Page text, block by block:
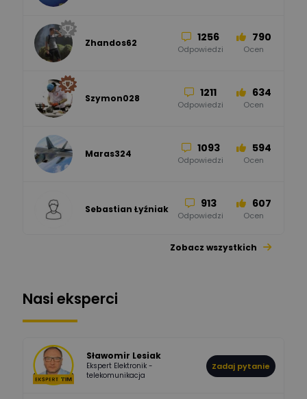
50 59
52 45
Zhandos62 1256
Odpowiedzi
790
Ocen
Szymon028 1211
Odpowiedzi
634
Ocen
Maras324 1093
Odpowiedzi
594
Ocen
Sebastian Łyźniak 913
Odpowiedzi
607
Ocen
Pawel02 955 374
Zobacz wszystkich
Nasi eksperci
Sławomir Lesiak
Ekspert Elektronik -
telekomunikacja
Zadaj pytanie